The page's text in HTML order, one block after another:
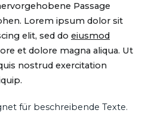
Passage
Lorem ipsum dolor sit
elit, sed do eiusmod
et dolore magna aliqua. Ut
nostrud exercitation
für beschreibende Texte.